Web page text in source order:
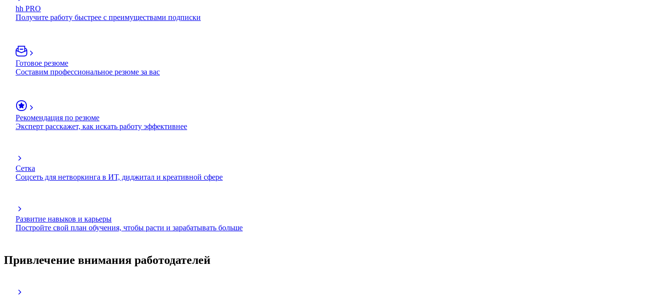
hh PRO
Получите работу быстрее с преимуществами подписки
Готовое резюме
Составим профессиональное резюме за вас
Рекомендация по резюме
Эксперт расскажет, как искать работу эффективнее
Сетка
Соцсеть для нетворкинга в ИТ, диджитал и креативной сфере
Развитие навыков и карьеры
Постройте свой план обучения, чтобы расти и зарабатывать больше
Привлечение внимания работодателей